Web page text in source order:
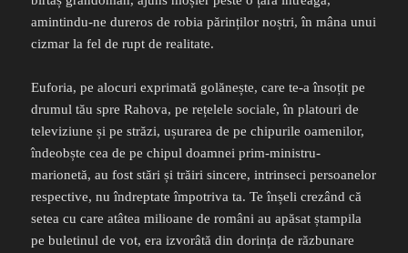
amintindu-ne dureros de robia părinților noștri, în mâna unui
cizmar la fel de rupt de realitate.
Euforia, pe alocuri exprimată golănește, care te-a însoțit pe
drumul tău spre Rahova, pe rețelele sociale, în platouri de
televiziune și pe străzi, ușurarea de pe chipurile oamenilor,
îndeobște cea de pe chipul doamnei prim-ministru-
marionetă, au fost stări și trăiri sincere, intrinseci persoanelor
respective, nu îndreptate împotriva ta. Te înșeli crezând că
setea cu care atâtea milioane de români au apăsat ștampila
pe buletinul de vot, era izvorâtă din dorința de răzbunare